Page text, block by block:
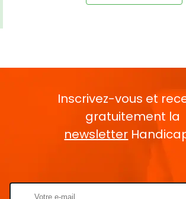
Inscrivez-vous et
gratuitement la
newsletter